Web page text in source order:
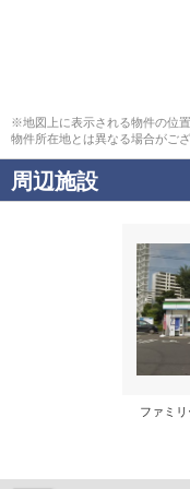
※地図上に表示される物件の位
物件所在地とは異なる場合がござ
周辺施設
ファミ